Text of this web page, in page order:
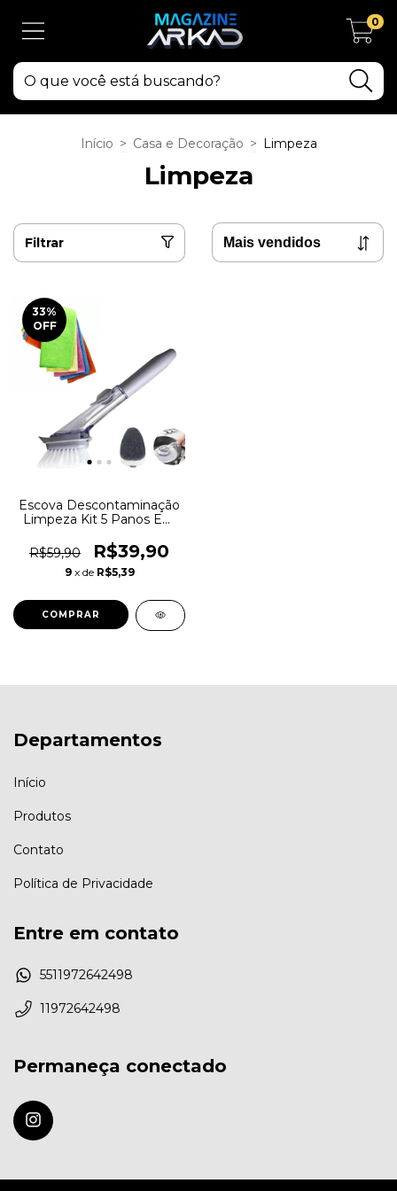
0
Início > Casa e Decoração > Limpeza
Limpeza
Filtrar
33%
OFF
Escova Descontaminação
Limpeza Kit 5 Panos Em
R$59,90
R$39,90
9 x de R$5,39
Departamentos
Início
Produtos
Contato
Política de Privacidade
Entre em contato
5511972642498
11972642498
Permaneça conectado